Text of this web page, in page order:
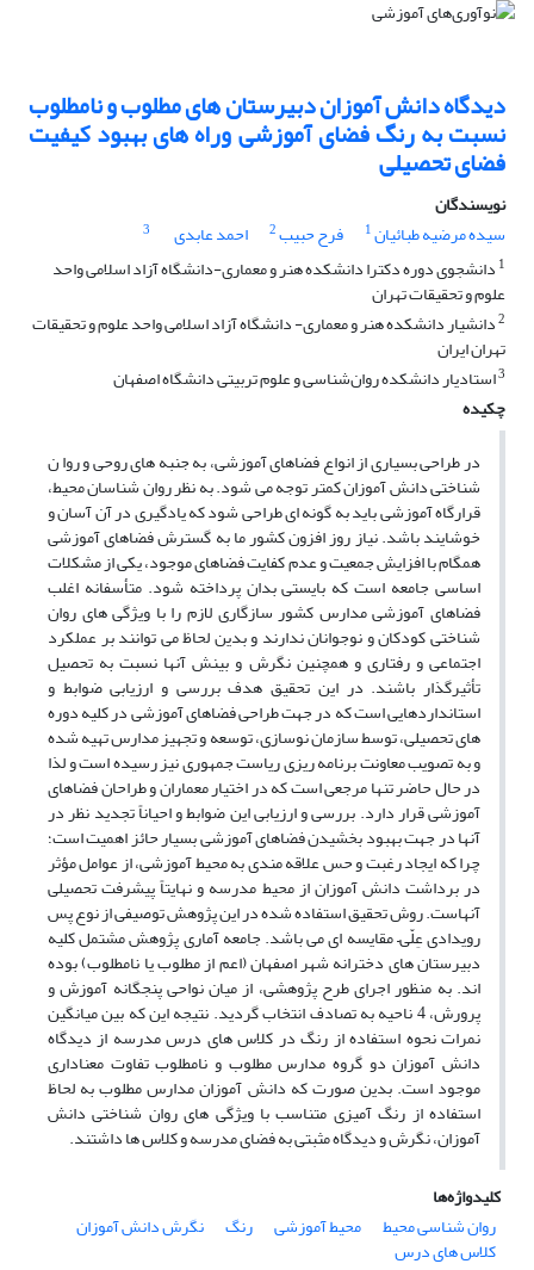
دیدگاه دانش آموزان دبیرستان های مطلوب و نامطلوب
نسبت به رنگ فضای آموزشی وراه های بهبود کیفیت
فضای تحصیلی
نویسندگان
سیده مرضیه طبائیان1 فرح حبیب2 احمد عابدی
3
1 دانشجوی دوره دکترا دانشکده هنر و معماری-دانشگاه آزاد اسلامی واحد
علوم و تحقیقات تهران
2دانشیار دانشکده هنر و معماری- دانشگاه آزاد اسلامی واحد علوم و تحقیقات
تهران ایران
3استادیار دانشکده روان‌شناسی و علوم تربیتی دانشگاه اصفهان
چکیده
در طراحی بسیاری از انواع فضاهای آموزشی، به جنبه های روحی و روا ن
شناختی دانش آموزان کمتر توجه می شود. به نظر روان شناسان محیط،
قرارگاه آموزشی باید به گونه ای طراحی شود که یادگیری در آن آسان و
خوشایند باشد. نیاز روز افزون کشور ما به گسترش فضاهای آموزشی
همگام با افزایش جمعیت و عدم کفایت فضاهای موجود، یکی از مشکلات
اساسی جامعه است که بایستی بدان پرداخته شود. متأسفانه اغلب
فضاهای آموزشی مدارس کشور سازگاری لازم را با ویژگی های روان
شناختی کودکان و نوجوانان ندارند و بدین لحاظ می توانند بر عملکرد
اجتماعی و رفتاری و همچنین نگرش و بینش آنها نسبت به تحصیل
تأثیرگذار باشند. در این تحقیق هدف بررسی و ارزیابی ضوابط و
استانداردهایی است که در جهت طراحی فضاهای آموزشی در کلیه دوره
های تحصیلی، توسط سازمان نوسازی، توسعه و تجهیز مدارس تهیه شده
و به تصویب معاونت برنامه ریزی ریاست جمهوری نیز رسیده است و لذا
در حال حاضر تنها مرجعی است که در اختیار معماران و طراحان فضاهای
آموزشی قرار دارد. بررسی و ارزیابی این ضوابط و احیاناً تجدید نظر در
آنها در جهت بهبود بخشیدن فضاهای آموزشی بسیار حائز اهمیت است؛
چرا که ایجاد رغبت و حس علاقه مندی به محیط آموزشی، از عوامل مؤثر
در برداشت دانش آموزان از محیط مدرسه و نهایتاً پیشرفت تحصیلی
آنهاست. روش تحقیق استفاده شده در این پژوهش توصیفی از نوع پس
رویدادی عِلّی– مقایسه ای می باشد. جامعه آماری پژوهش مشتمل کلیه
دبیرستان های دخترانه شهر اصفهان (اعم از مطلوب یا نامطلوب) بوده
اند. به منظور اجرای طرح پژوهشی، از میان نواحی پنجگانه آموزش و
پرورش، 4 ناحیه به تصادف انتخاب گردید. نتیجه این که بین میانگین
نمرات نحوه استفاده از رنگ در کلاس های درس مدرسه از دیدگاه
دانش آموزان دو گروه مدارس مطلوب و نامطلوب تفاوت معناداری
موجود است. بدین صورت که دانش آموزان مدارس مطلوب به لحاظ
استفاده از رنگ آمیزی متناسب با ویژگی های روان شناختی دانش
آموزان، نگرش و دیدگاه مثبتی به فضای مدرسه و کلاس ها داشتند.
کلیدواژه‌ها
روان شناسی محیط
محیط آموزشی رنگ نگرش دانش آموزان
کلاس های درس